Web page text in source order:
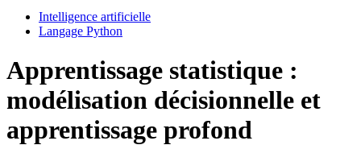
Intelligence artificielle
Langage Python
Apprentissage statistique :
modélisation décisionnelle et
apprentissage profond